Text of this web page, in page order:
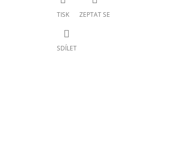
TISK ZEPTAT SE
SDÍLET